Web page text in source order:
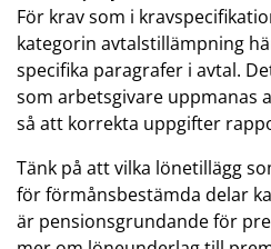
För krav som i
kategorin avtalstillämpning
specifika paragrafer i avtal.
som arbetsgivare uppmanas
så att korrekta uppgifter
Tänk på att vilka lönetillägg
för förmånsbestämda delar
är pensionsgrundande för